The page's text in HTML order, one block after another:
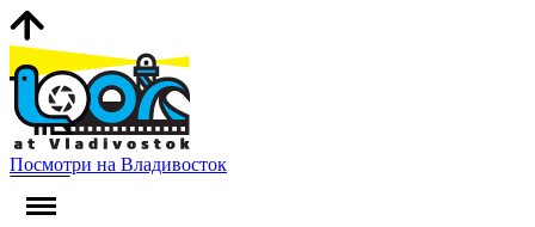
Посмотри на Владивосток